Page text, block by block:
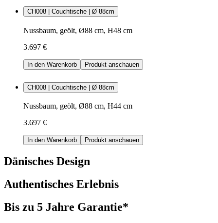
CH008 | Couchtische | Ø 88cm
Nussbaum, geölt, Ø88 cm, H48 cm
3.697 €
In den Warenkorb Produkt anschauen
CH008 | Couchtische | Ø 88cm
Nussbaum, geölt, Ø88 cm, H44 cm
3.697 €
In den Warenkorb Produkt anschauen
Dänisches Design
Authentisches Erlebnis
Bis zu 5 Jahre Garantie*